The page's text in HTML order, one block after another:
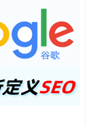
究，选择与网站主题
关键词。同时，考虑长
。2，关键词布局：在网
标签等位置合理使用关
容的自然流畅。3，内
用户需求。4，定期更
索习惯的变化，定期更
名变化，根据数据反